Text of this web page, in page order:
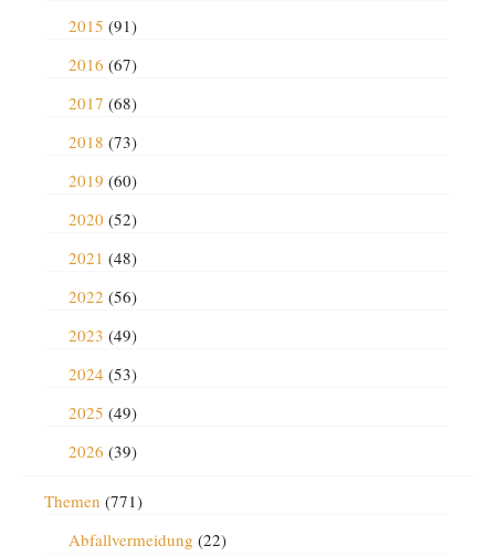
2015 (91)
2016 (67)
2017 (68)
2018 (73)
2019 (60)
2020 (52)
2021 (48)
2022 (56)
2023 (49)
2024 (53)
2025 (49)
2026 (39)
Themen (771)
Abfallvermeidung (22)